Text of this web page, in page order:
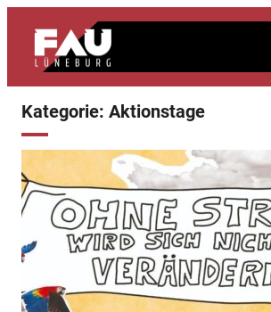
springen
Kategorie: Aktionstage